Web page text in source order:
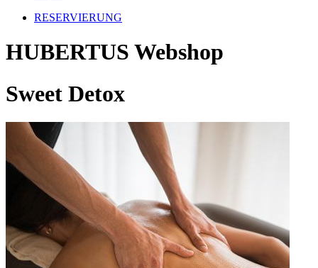
RESERVIERUNG
HUBERTUS Webshop
Sweet Detox